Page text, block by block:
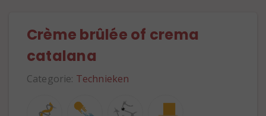
Crème brûlée of crema
catalana
Categorie: Technieken